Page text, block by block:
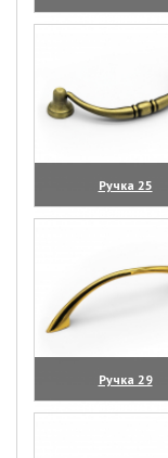
(увеличить)
Ручка 25
(увеличить)
Ручка 29
(увеличить)